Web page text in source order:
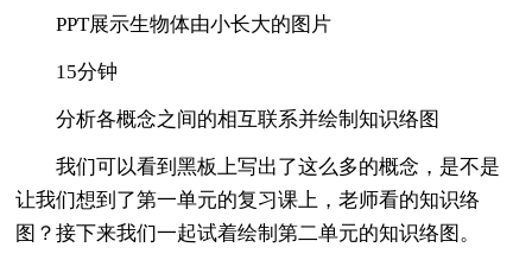
PPT展示生物体由小长大的图片
15分钟
分析各概念之间的相互联系并绘制知识络图
我们可以看到黑板上写出了这么多的概念，是不是
让我们想到了第一单元的复习课上，老师看的知识络
图？接下来我们一起试着绘制第二单元的知识络图。